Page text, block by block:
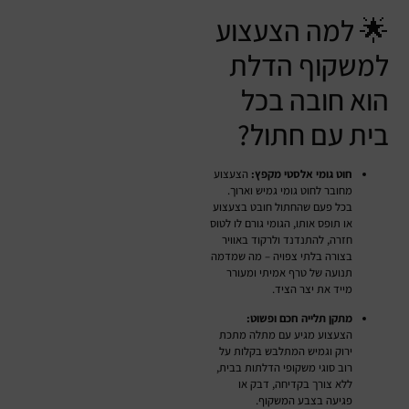
🌟 למה הצעצוע
למשקוף הדלת
הוא חובה בכל
בית עם חתול?
חוט גומי אלסטי מקפץ: הצעצוע
מחובר לחוט גומי גמיש וארוך.
בכל פעם שהחתול חובט בצעצוע
או תופס אותו, הגומי גורם לו לטוס
חזרה, להתנדנד ולרקוד באוויר
בצורה בלתי צפויה – מה שמדמה
תנועה של טרף אמיתי ומעורר
מייד את יצר הציד.
מתקן תלייה חכם ופשוט:
הצעצוע מגיע עם מתלה מתכת
ירוק וגמיש המתלבש בקלות על
רוב סוגי משקופי הדלתות בבית,
ללא צורך בקדיחה, דבק או
פגיעה בצבע המשקוף.